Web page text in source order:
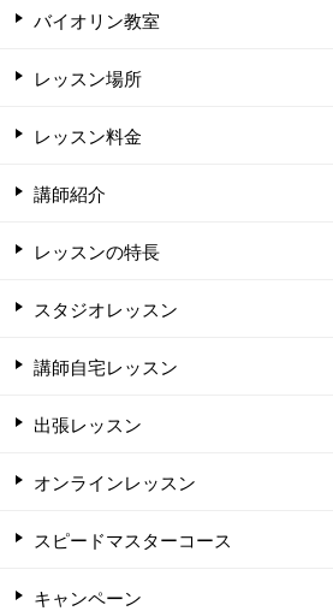
バイオリン教室
レッスン場所
レッスン料金
講師紹介
レッスンの特長
スタジオレッスン
講師自宅レッスン
出張レッスン
オンラインレッスン
スピードマスターコース
キャンペーン